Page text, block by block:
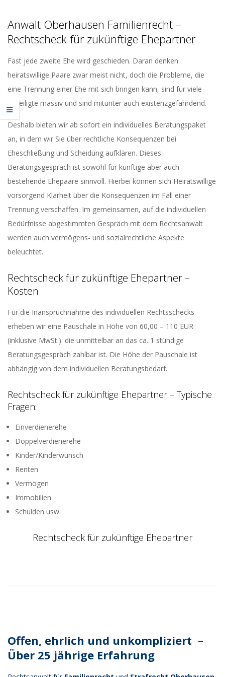
Anwalt Oberhausen Familienrecht –
Rechtscheck für zukünftige Ehepartner
Fast jede zweite Ehe wird geschieden. Daran denken
heiratswillige Paare zwar meist nicht, doch die Probleme, die
eine Trennung einer Ehe mit sich bringen kann, sind für viele
Beteiligte massiv und sind mitunter auch existenzgefährdend.
Deshalb bieten wir ab sofort ein individuelles Beratungspaket
an, in dem wir Sie über rechtliche Konsequenzen bei
Eheschließung und Scheidung aufklären. Dieses
Beratungsgespräch ist sowohl für künftige aber auch
bestehende Ehepaare sinnvoll. Hierbei können sich Heiratswillige
vorsorgend Klarheit über die Konsequenzen im Fall einer
Trennung verschaffen. Im gemeinsamen, auf die individuellen
Bedürfnisse abgestimmten Gespräch mit dem Rechtsanwalt
werden auch vermögens- und sozialrechtliche Aspekte
beleuchtet.
Rechtscheck für zukünftige Ehepartner –
Kosten
Für die Inanspruchnahme des individuellen Rechtsschecks
erheben wir eine Pauschale in Höhe von 60,00 – 110 EUR
(inklusive MwSt.). die unmittelbar an das ca. 1 stündige
Beratungsgespräch zahlbar ist. Die Höhe der Pauschale ist
abhängig von dem individuellen Beratungsbedarf.
Rechtscheck für zukünftige Ehepartner – Typische
Fragen:
Einverdienerehe
Doppelverdienerehe
Kinder/Kinderwunsch
Renten
Vermögen
Immobilien
Schulden usw.
Rechtscheck für zukünftige Ehepartner
Offen, ehrlich und unkompliziert –
Über 25 jährige Erfahrung